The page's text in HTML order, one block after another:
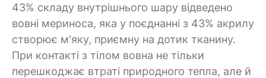
43% складу внутрішнього шару відведено
вовні мериноса, яка у поєднанні з 43% акрилу
створює м'яку, приємну на дотик тканину.
При контакті з тілом вовна не тільки
перешкоджає втраті природного тепла, але й